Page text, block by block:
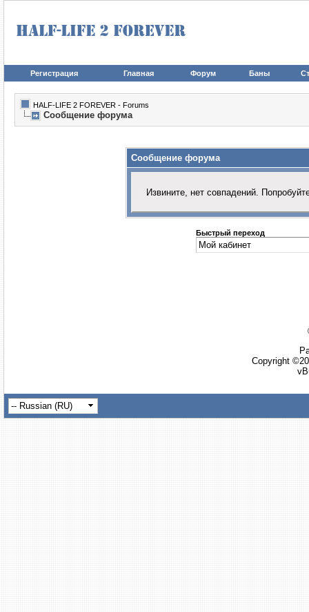
Регистрация Главная Форум Баны
HALF-LIFE 2 FOREVER - Forums
Сообщение форума
Сообщение форума
Извините, нет совпадений.
Быстрый переход
Copyright